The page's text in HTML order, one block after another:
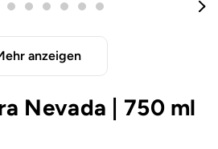
anzeigen
Nevada
750 ml